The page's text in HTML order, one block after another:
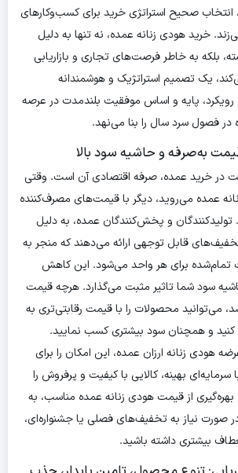
انتخاب صحیح استراتژی خرید برای کسب‌وکارهای
خرید هودی زنانه عمده، نه تنها به دلیل
بلکه به خاطر فرصت‌های تجاری و بازاریابی
یک تصمیم استراتژیک و هوشمندانه
پایه و اساس موفقیت بلندمدت در عرصه
فصول سرد سال را بنا می‌نهد.
به‌صرفه و حاشیه سود بالا
در خرید عمده، صرفه اقتصادی آن است. وقتی
عمده می‌روید، دیگر با قیمت‌های مصرف‌کننده
تولیدکنندگان و پخش‌کنندگان عمده، به دلیل
قابل توجهی ارائه می‌دهند که منجر به
برای هر واحد می‌شود. این کاهش
سود شما تاثیر مثبت می‌گذارد. هرچه قیمت
می‌توانید محصولات را با قیمت رقابتی‌تری به
و همچنان سود بیشتری کسب نمایید.
هودی زنانه ارزان عمده، این امکان را برای
بهینه، کالایی با کیفیت و پرفروش را
از قیمت هودی زنانه عمده مناسب، به
صورت نیاز به تخفیف‌های فصلی یا جشنواره‌ای،
بیشتری داشته باشید.